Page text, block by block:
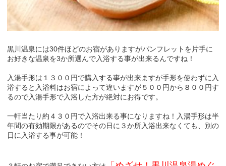
黒川温泉には30件ほどのお宿がありますがパンフレットを片手に
お好きな温泉を3か所選んで入浴する事が出来るんですね！
入湯手形は１３００円で購入する事が出来ますが手形を使わずに入
浴すると入浴料はお宿によって違いますが５００円から８００円す
るので入湯手形で入浴した方が絶対にお得です。
一軒当たり約４３０円で入浴出来る事になりますね！入湯手形は半
年間の有効期限があるのでその日に３か所入浴出来なくても、別の
日に入浴する事が可能！